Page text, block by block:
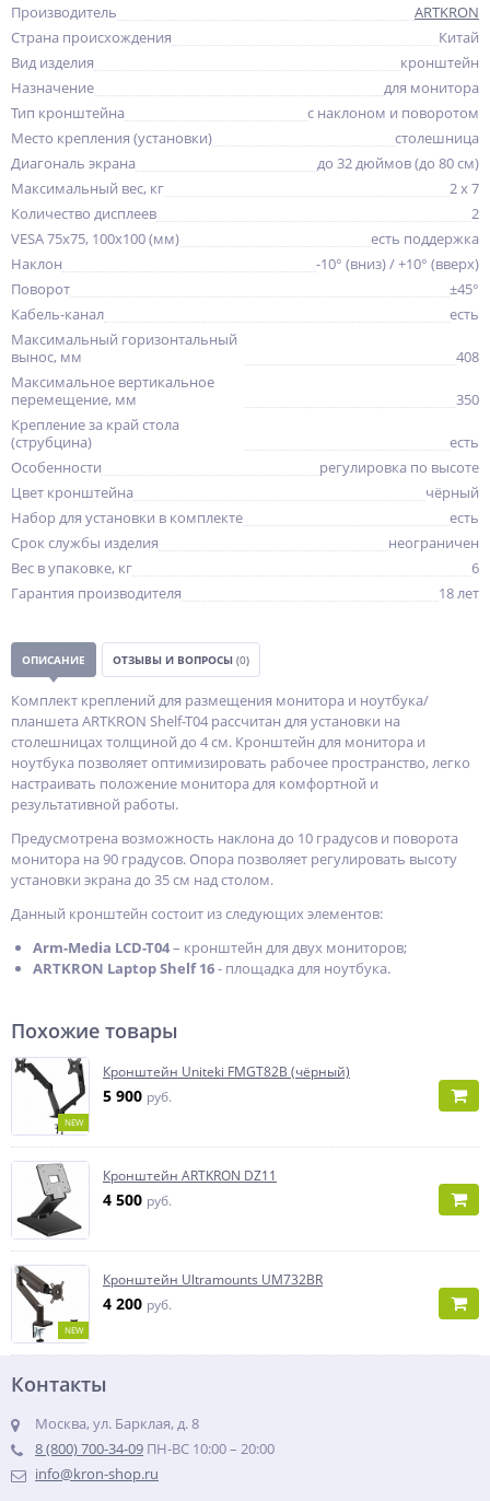
Производитель
ARTKRON
Страна происхождения
Китай
Вид изделия
кронштейн
Назначение
для монитора
Тип кронштейна
с наклоном и поворотом
Место крепления (установки)
столешница
Диагональ экрана
до 32 дюймов (до 80 см)
Максимальный вес, кг
2 x 7
Количество дисплеев
2
VESA 75x75, 100x100 (мм)
есть поддержка
Наклон
-10° (вниз) / +10° (вверх)
Поворот
±45°
Кабель-канал
есть
Максимальный горизонтальный
вынос, мм
408
Максимальное вертикальное
перемещение, мм
350
Крепление за край стола
(струбцина)
есть
Особенности
регулировка по высоте
Цвет кронштейна
чёрный
Набор для установки в комплекте
есть
Срок службы изделия
неограничен
Вес в упаковке, кг
6
Гарантия производителя
18 лет
ОПИСАНИЕ ОТЗЫВЫ И ВОПРОСЫ (0)
Комплект креплений для размещения монитора и ноутбука/
планшета ARTKRON Shelf-T04 рассчитан для установки на
столешницах толщиной до 4 см. Кронштейн для монитора и
ноутбука позволяет оптимизировать рабочее пространство, легко
настраивать положение монитора для комфортной и
результативной работы.
Предусмотрена возможность наклона до 10 градусов и поворота
монитора на 90 градусов. Опора позволяет регулировать высоту
установки экрана до 35 см над столом.
Данный кронштейн состоит из следующих элементов:
Arm-Media LCD-T04– кронштейн для двух мониторов;
ARTKRON Laptop Shelf 16- площадка для ноутбука.
Похожие товары
NEW
Кронштейн Uniteki FMGT82B (чёрный)
5 900 руб.
Кронштейн ARTKRON DZ11
4 500 руб.
NEW
Кронштейн Ultramounts UM732BR
4 200 руб.
Контакты
Москва, ул. Барклая, д. 8
8 (800) 700-34-09 ПН-ВС 10:00 – 20:00
info@kron-shop.ru